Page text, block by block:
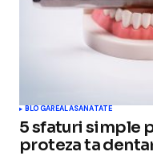
BLOGAREALASANATATE
5 sfaturi simple
proteza ta